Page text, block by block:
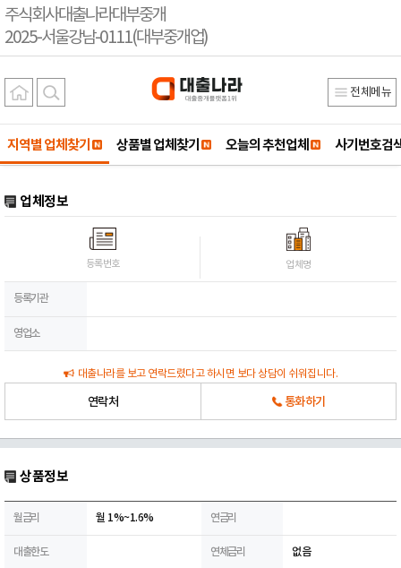
주식회사대출나라대부중개
2025-서울강남-0111(대부중개업)
전체메뉴
지역별 업체찾기 상품별 업체찾기 오늘의 추천업체 사기번호검
업체정보
등록번호 업체명
등록기관
영업소
대출나라를 보고 연락드렸다고 하시면 보다 상담이 쉬워집니다.
연락처 통화하기
상품정보
월금리 월 1%~1.6% 연금리
대출한도 연체금리 없음